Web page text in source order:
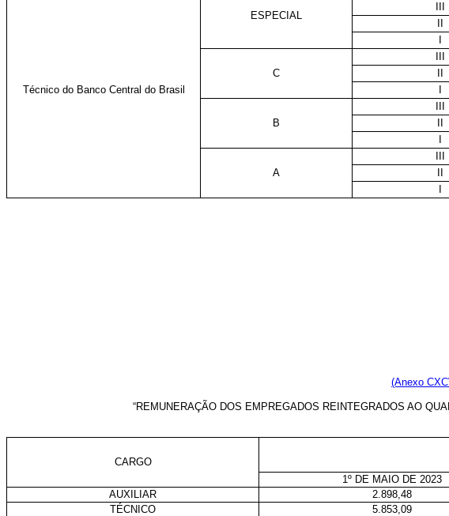
Técnico do Banco Central do Brasil
ESPECIAL
C
B
A
(Anexo
“REMUNERAÇÃO DOS EMPREGADOS REINTEGRADOS AO
CARGO
1º DE MAIO DE 2023
AUXILIAR
2.898,48
TÉCNICO
5.853,09